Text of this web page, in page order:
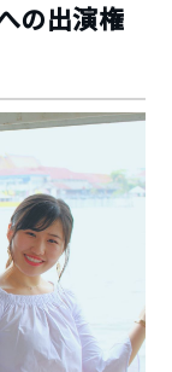
の出演権